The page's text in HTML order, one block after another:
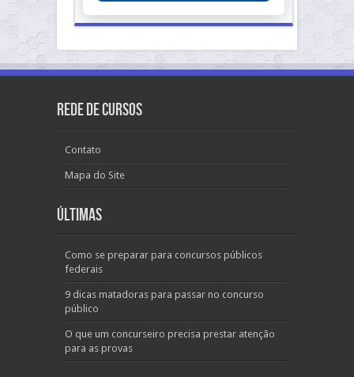
Rede de Cursos
Contato
Mapa do Site
Últimas
Como se preparar para concursos públicos
federais
9 dicas matadoras para passar no concurso
público
O que um concurseiro precisa prestar atenção
para as provas